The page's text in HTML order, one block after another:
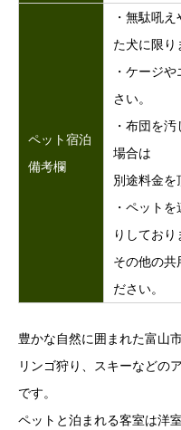
ペット宿泊
備考欄
・無駄吼
た犬に限り
・ケージ
さい。
・布団を
場合は
別途料金を
・ペット
りしており
その他の共
ださい。
豊かな自然に囲まれた富山
リンゴ狩り、スキーなどの
です。
ペットと泊まれる客室は洋